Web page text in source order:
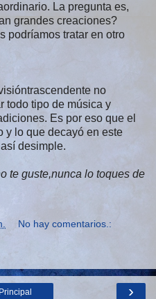
La pregunta es,
grandes creaciones?
podríamos tratar en otro
no
todo tipo de música y
Es por eso que el
y lo que decayó en este
desimple.
te guste,nunca lo toques de
No hay comentarios.:
›